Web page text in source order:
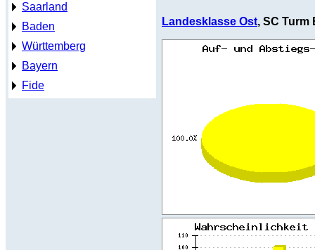
Saarland
Baden
Württemberg
Bayern
Fide
Landesklasse Ost, SC Turm